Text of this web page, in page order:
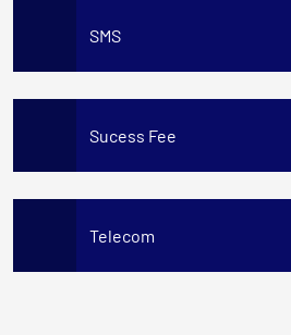
SMS
Sucess Fee
Telecom